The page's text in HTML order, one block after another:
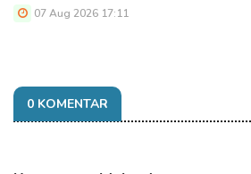
07 Aug 2026 17:11
0 KOMENTAR